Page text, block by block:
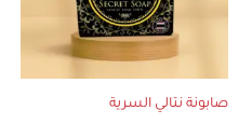
صابونة نتالي السرية